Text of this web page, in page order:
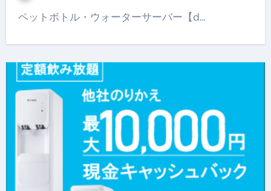
ペットボトル・ウォーターサーバー【d…